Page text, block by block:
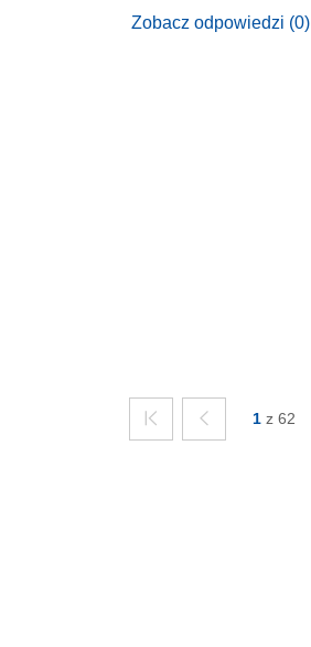
Zobacz odpowiedzi (0)
1 z 62